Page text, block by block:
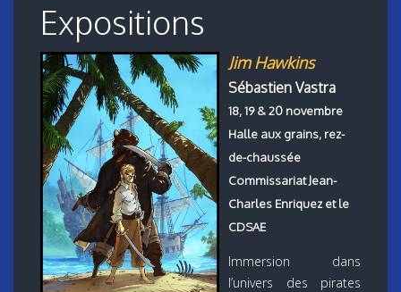
Expositions
Jim Hawkins
Sébastien Vastra
18, 19 & 20 novembre
Halle aux grains, rez-
de-chaussée
Commissariat Jean-
Charles Enriquez et le
CDSAE
Immersion dans
l’univers des pirates